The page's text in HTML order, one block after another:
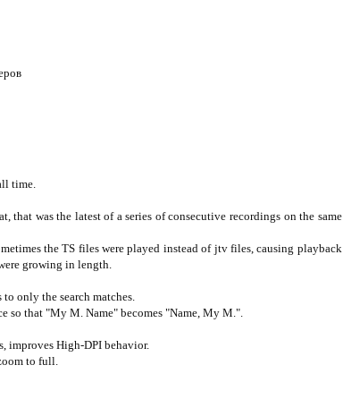
time.
was the latest of a series of consecutive recordings on the same
the TS files were played instead of jtv files, causing playback
growing in length.
only the search matches.
so that "My M. Name" becomes "Name, My M.".
improves High-DPI behavior.
to full.